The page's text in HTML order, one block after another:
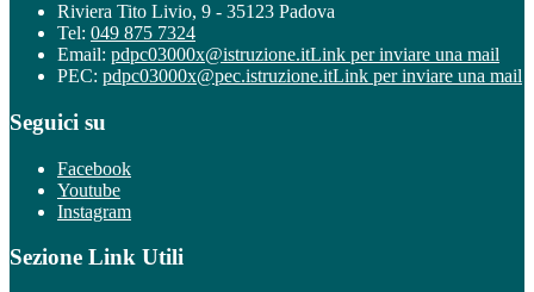
Riviera Tito Livio, 9 - 35123 Padova
Tel: 049 875 7324
Email: pdpc03000x@istruzione.itLink per inviare una mail
PEC: pdpc03000x@pec.istruzione.itLink per inviare una mail
Seguici su
Facebook
Youtube
Instagram
Sezione Link Utili